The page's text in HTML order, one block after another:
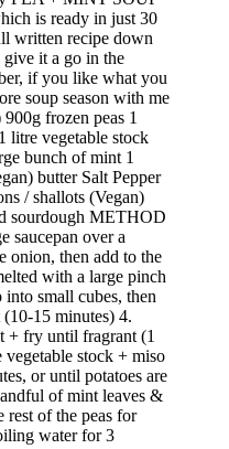
is ready in just 30
written recipe down
it a go in the
if you like what you
soup season with me
frozen peas 1
litre vegetable stock
bunch of mint 1
butter Salt Pepper
/ shallots (Vegan)
sourdough METHOD
saucepan over a
onion, then add to the
with a large pinch
into small cubes, then
15 minutes) 4.
+ fry until fragrant (1
stock + miso
or until potatoes are
of mint leaves &
rest of the peas for
water for 3